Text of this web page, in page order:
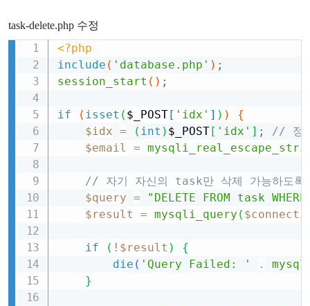
task-delete.php 수정
<?php
include ( 'database.php' ) ;
session_start ( ) ;
if ( isset ( $_POST[ 'idx' ] ) )
{
$idx = ( int ) $_POST[ 'idx' ] ;
// 정
$email
=
// 자기 자신의 task만 삭제 가능하도록
$query =
"DELETE FROM task
$result
= mysqli_query (
if ( ! $result )
{
die ( 'Query Failed: ' .
}